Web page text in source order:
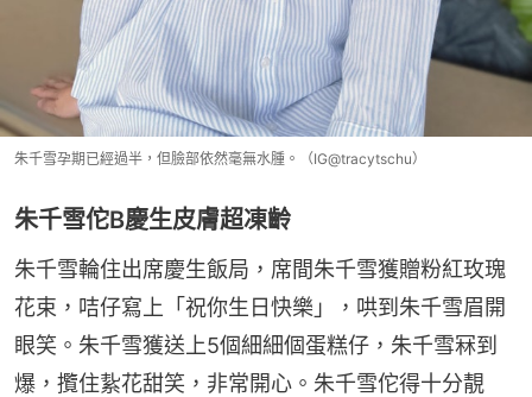
朱千雪孕期已經過半，但臉部依然毫無水腫。（IG@tracytschu）
朱千雪佗B慶生皮膚超凍齡
朱千雪輪住出席慶生飯局，席間朱千雪獲贈粉紅玫瑰
花束，咭仔寫上「祝你生日快樂」，哄到朱千雪眉開
眼笑。朱千雪獲送上5個細細個蛋糕仔，朱千雪冧到
爆，攬住紥花甜笑，非常開心。朱千雪佗得十分靚